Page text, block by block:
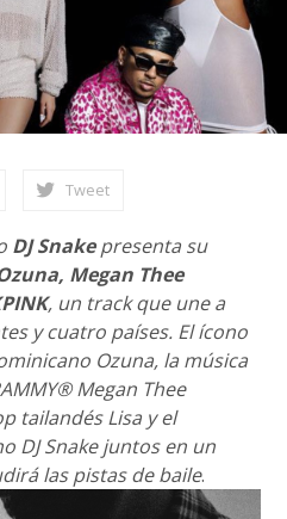
Tweet
DJ Snakepresenta su
Megan Thee
, un track que une a
y cuatro países. El ícono
Ozuna, la música
Megan Thee
tailandés Lisa y el
DJ Snake juntos en un
las pistas de baile.